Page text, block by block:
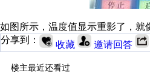
如图所示，温度值显示重影了，就
分享到：
收藏 邀请回答
楼主最近还看过